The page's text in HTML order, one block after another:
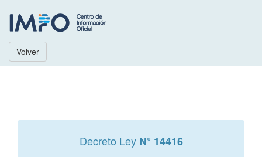
Volver
Decreto Ley N° 14416